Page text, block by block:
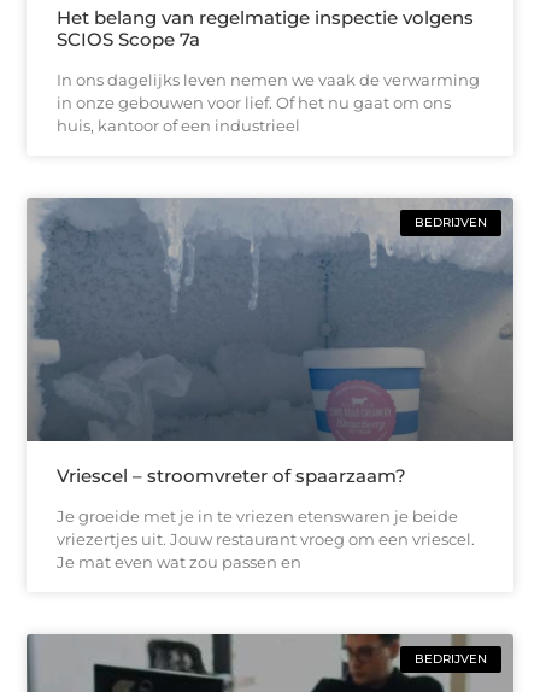
Het belang van regelmatige inspectie volgens
SCIOS Scope 7a
In ons dagelijks leven nemen we vaak de verwarming
in onze gebouwen voor lief. Of het nu gaat om ons
huis, kantoor of een industrieel
BEDRIJVEN
Vriescel – stroomvreter of spaarzaam?
Je groeide met je in te vriezen etenswaren je beide
vriezertjes uit. Jouw restaurant vroeg om een vriescel.
Je mat even wat zou passen en
BEDRIJVEN